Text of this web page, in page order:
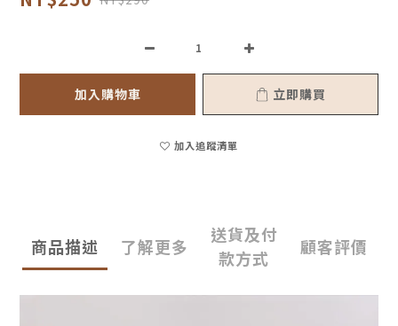
加入購物車 立即購買
加入追蹤清單
商品描述 了解更多
送貨及付
款方式
顧客評價